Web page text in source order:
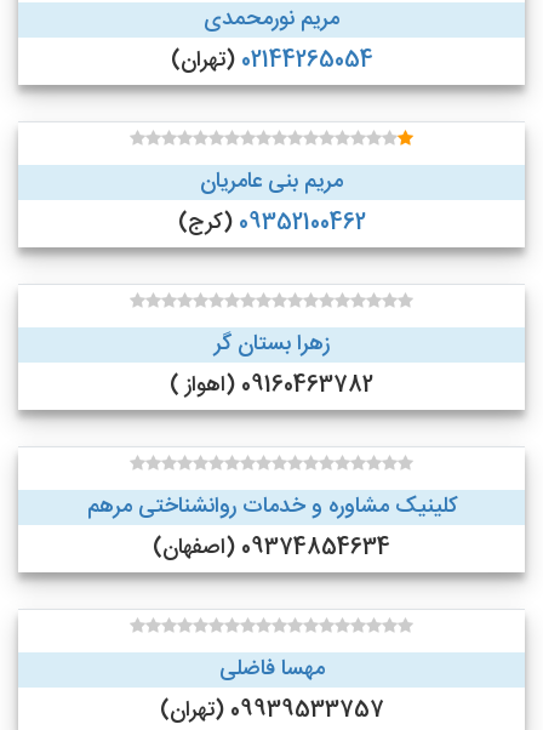
مریم نورمحمدی
02144265054 (تهران)
مریم بنی عامریان
09352100462 (کرج)
زهرا بستان گر
09160463782 (اهواز )
کلینیک مشاوره و خدمات روانشناختی مرهم
09374854634 (اصفهان)
مهسا فاضلی
09939533757 (تهران)